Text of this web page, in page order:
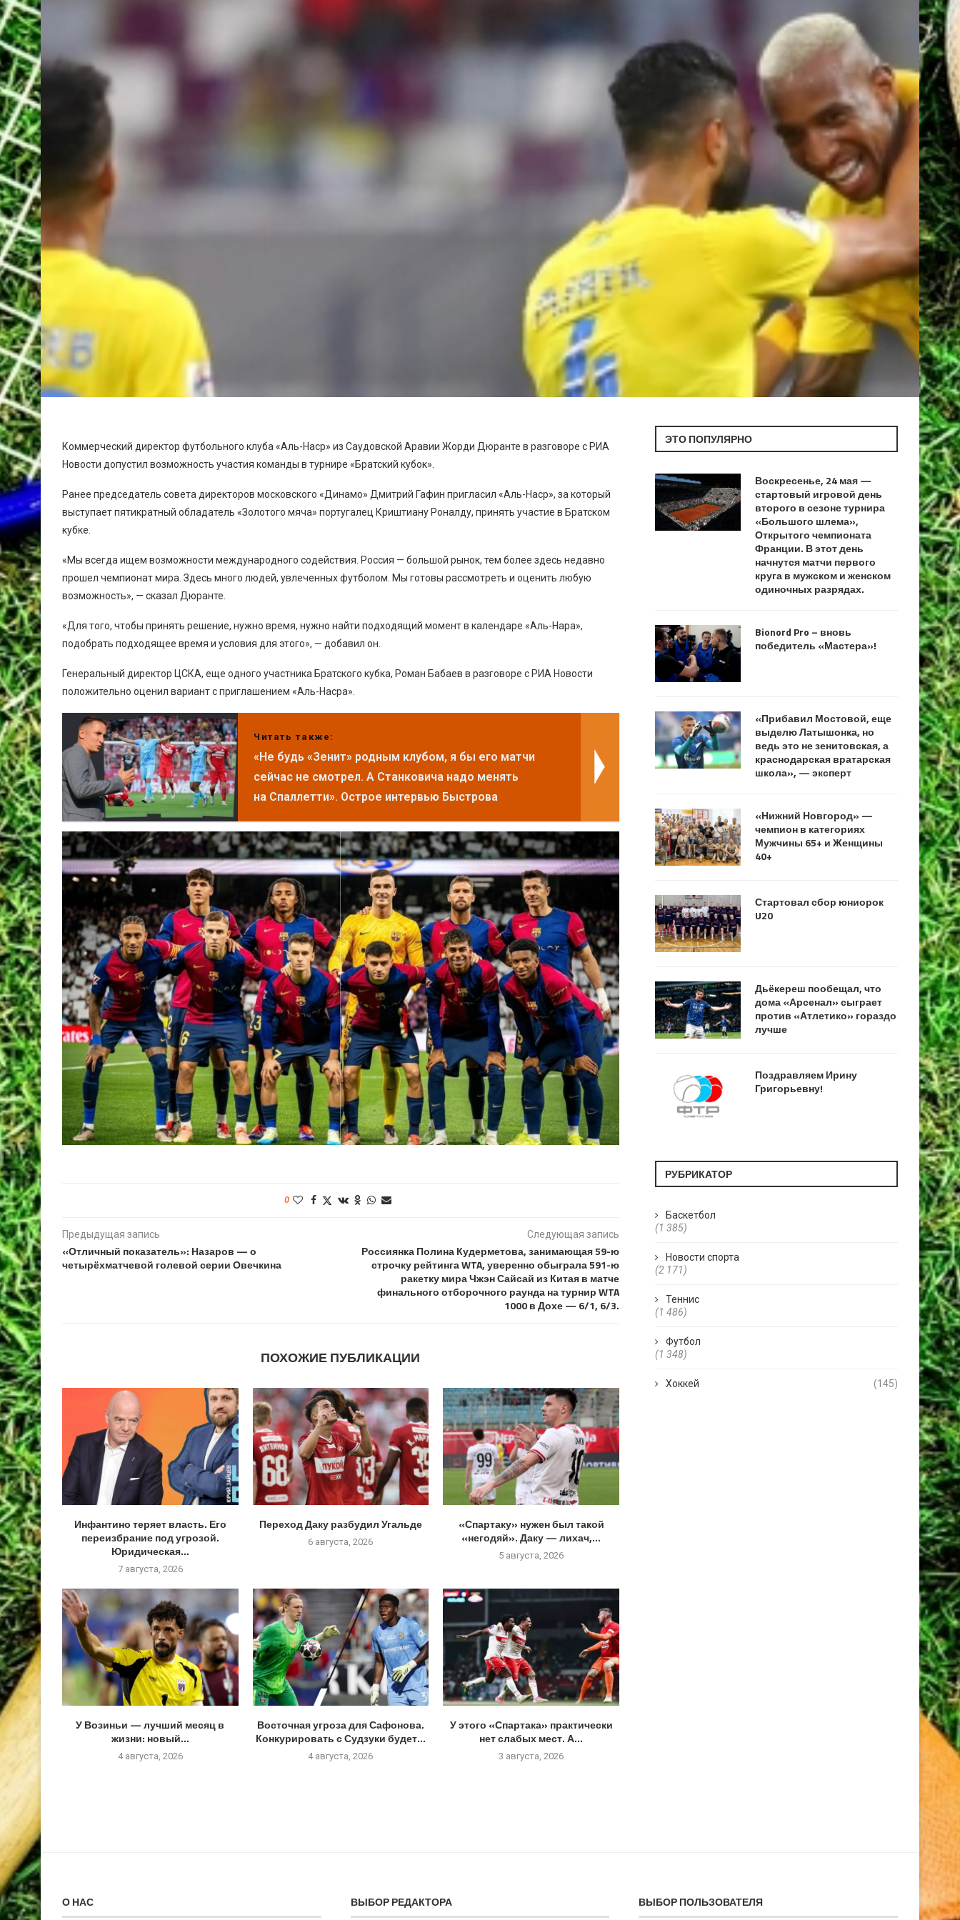
Коммерческий директор футбольного клуба «Аль-Наср» из Саудовской Аравии Жорди Дюранте в разговоре с РИА
Новости допустил возможность участия команды в турнире «Братский кубок».
Ранее председатель совета директоров московского «Динамо» Дмитрий Гафин пригласил «Аль-Наср», за который
выступает пятикратный обладатель «Золотого мяча» португалец Криштиану Роналду, принять участие в Братском
кубке.
«Мы всегда ищем возможности международного содействия. Россия — большой рынок, тем более здесь недавно
прошел чемпионат мира. Здесь много людей, увлеченных футболом. Мы готовы рассмотреть и оценить любую
возможность», — сказал Дюранте.
«Для того, чтобы принять решение, нужно время, нужно найти подходящий момент в календаре «Аль-Нара»,
подобрать подходящее время и условия для этого», — добавил он.
Генеральный директор ЦСКА, еще одного участника Братского кубка, Роман Бабаев в разговоре с РИА Новости
положительно оценил вариант с приглашением «Аль-Насра».
Читать также:
«Не будь «Зенит» родным клубом, я бы его матчи
сейчас не смотрел. А Станковича надо менять
на Спаллетти». Острое интервью Быстрова
0
Предыдущая запись
«Отличный показатель»: Назаров — о
четырёхматчевой голевой серии Овечкина
Следующая запись
Россиянка Полина Кудерметова, занимающая 59-ю
строчку рейтинга WTA, уверенно обыграла 591-ю
ракетку мира Чжэн Сайсай из Китая в матче
финального отборочного раунда на турнир WTA
1000 в Дохе — 6/1, 6/3.
ПОХОЖИЕ ПУБЛИКАЦИИ
Инфантино теряет власть. Его
переизбрание под угрозой.
Юридическая...
7 августа, 2026
Переход Даку разбудил Угальде
6 августа, 2026
«Спартаку» нужен был такой
«негодяй». Даку — лихач,...
5 августа, 2026
У Возиньи — лучший месяц в
жизни: новый...
4 августа, 2026
Восточная угроза для Сафонова.
Конкурировать с Судзуки будет...
4 августа, 2026
У этого «Спартака» практически
нет слабых мест. А...
3 августа, 2026
ЭТО ПОПУЛЯРНО
Воскресенье, 24 мая —
стартовый игровой день
второго в сезоне турнира
«Большого шлема»,
Открытого чемпионата
Франции. В этот день
начнутся матчи первого
круга в мужском и женском
одиночных разрядах.
Bionord Pro – вновь
победитель «Мастера»!
«Прибавил Мостовой, еще
выделю Латышонка, но
ведь это не зенитовская, а
краснодарская вратарская
школа», — эксперт
«Нижний Новгород» —
чемпион в категориях
Мужчины 65+ и Женщины
40+
Стартовал сбор юниорок
U20
Дьёкереш пообещал, что
дома «Арсенал» сыграет
против «Атлетико» гораздо
лучше
Поздравляем Ирину
Григорьевну!
РУБРИКАТОР
Баскетбол
(1 385)
Новости спорта
(2 171)
Теннис
(1 486)
Футбол
(1 348)
Хоккей (145)
О НАС ВЫБОР РЕДАКТОРА ВЫБОР ПОЛЬЗОВАТЕЛЯ